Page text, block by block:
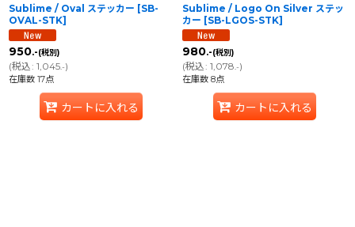
Sublime / Oval ステッカー [SB-
OVAL-STK]
950.-(税別)
(税込: 1,045.-)
在庫数 17点
カートに入れる
Sublime / Logo On Silver ステッ
カー [SB-LGOS-STK]
980.-(税別)
(税込: 1,078.-)
在庫数 8点
カートに入れる